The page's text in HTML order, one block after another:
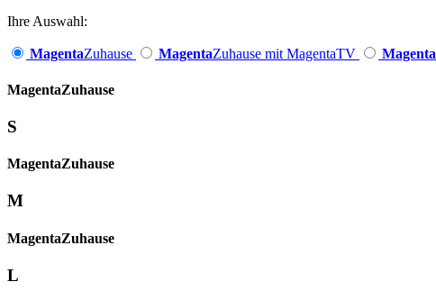
Ihre Auswahl:
MagentaZuhause MagentaZuhause mit MagentaTV Magenta
Magenta­Zuhause
S
Magenta­Zuhause
M
Magenta­Zuhause
L